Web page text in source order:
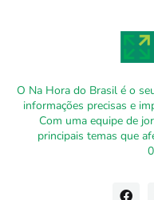
O Na Hora do Brasil é o
informações precisas e
Com uma equipe de
principais temas que